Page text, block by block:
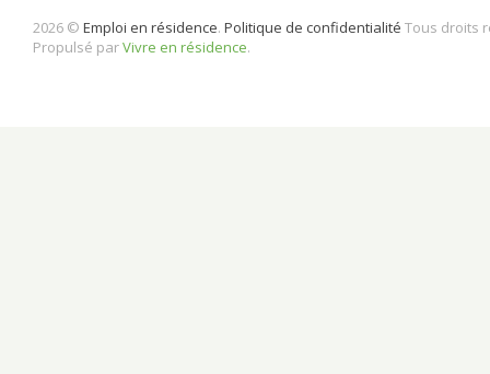
2026 © Emploi en résidence. Politique de confidentialité Tous droits
Propulsé parVivre en résidence.